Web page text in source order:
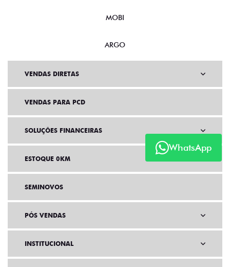
WhatsApp
MOBI
ARGO
VENDAS DIRETAS
VENDAS PARA PCD
SOLUÇÕES FINANCEIRAS
ESTOQUE 0KM
SEMINOVOS
PÓS VENDAS
INSTITUCIONAL